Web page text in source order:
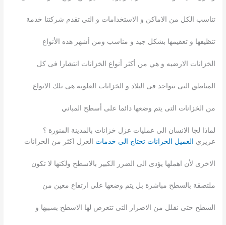
تناسب الكل من الاماكن و الاستخدامات و التي تقدم شركتنا خدمة
تنظيفها و تعقيمها بشكل جيد و مناسب ومن أشهر هذه الأنواع
الخزانات الارضيه و هي من أكثر أنواع الخزانات انتشارا فى كل
المناطق التى تتواجد فى البلاد و الخزانات العلويه هى تلك الانواع
من الخزانات التى يتم وضعها دائما على أسطح المباني
لماذا لجا الانسان الى عمليات عزل خزانات بالمدينة المنورة ؟
عزيزي العميل الخزانات تحتاج الى خدمات العزل اكثر من الخزانات
الاخرى لأن اهملها يؤدى الى الضرر الكبير بالاسطح ولكنها لا تكون
ملتصقة بالسطح مباشرة بل يتم وضعها على ارتفاع معين من
السطح حتى نقلل من الاضرار التى تتعرض لها الاسطح بسببها و